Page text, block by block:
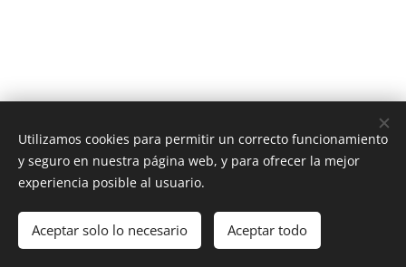
cdfleta@gmail.com
Webnode
Utilizamos cookies para permitir un correcto funcionamiento
y seguro en nuestra página web, y para ofrecer la mejor
experiencia posible al usuario.
Aceptar solo lo necesario Aceptar todo